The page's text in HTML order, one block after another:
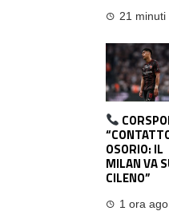
21 minuti
OSORIO: IL
MILAN VA
CILENO”
1 ora ago